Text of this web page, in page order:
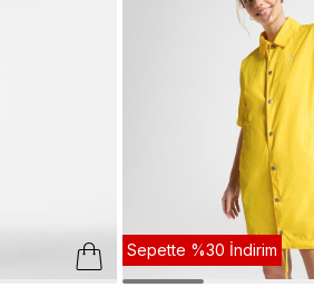
Sepette %30 İndirim